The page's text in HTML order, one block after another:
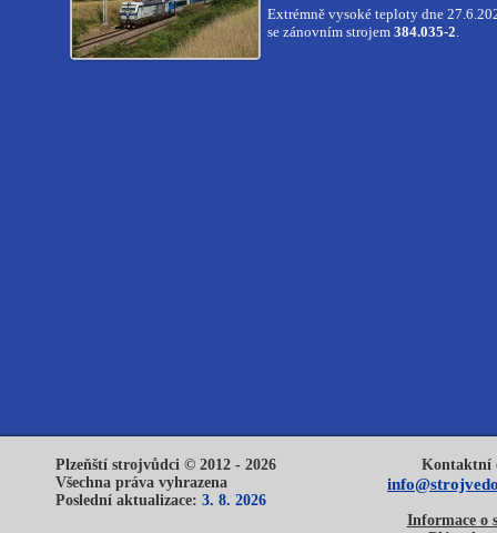
Extrémně vysoké teploty dne
se zánovním strojem 384.035-2.
Plzeňští strojvůdci © 2012 - 2026
Všechna práva vyhrazena
Poslední aktualizace: 3. 8. 2026
Kontaktní
Informace o